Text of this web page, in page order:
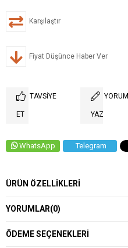
Karşılaştır
Fiyat Düşünce Haber Ver
TAVSIYE
ET
YORUM
YAZ
WhatsApp Telegram
ÜRÜN ÖZELLIKLERI
YORUMLAR(0)
ÖDEME SEÇENEKLERI